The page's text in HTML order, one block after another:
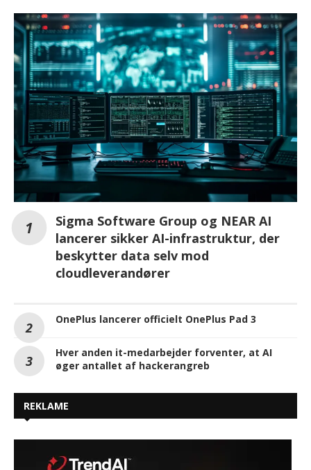
Sigma Software Group og NEAR AI
lancerer sikker AI-infrastruktur, der
beskytter data selv mod
cloudleverandører
OnePlus lancerer officielt OnePlus Pad 3
Hver anden it-medarbejder forventer, at AI
øger antallet af hackerangreb
REKLAME